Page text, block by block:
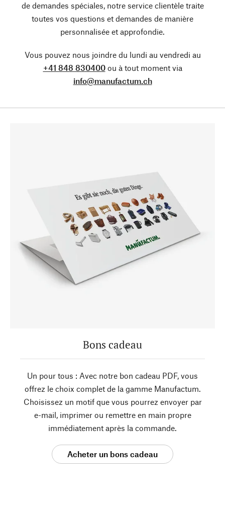
de demandes spéciales, notre service clientèle traite
toutes vos questions et demandes de manière
personnalisée et approfondie.
Vous pouvez nous joindre du lundi au vendredi au
+41 848 830400ou à tout moment via
info@manufactum.ch
Bons cadeau
Un pour tous : Avec notre bon cadeau PDF, vous
offrez le choix complet de la gamme Manufactum.
Choisissez un motif que vous pourrez envoyer par
e-mail, imprimer ou remettre en main propre
immédiatement après la commande.
Acheter un bons cadeau